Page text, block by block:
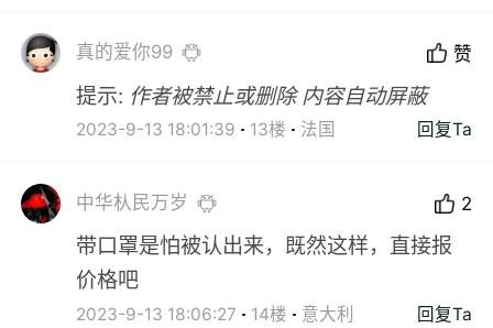
真的爱你99 赞
提示: 作者被禁止或删除 内容自动屏蔽
2023-9-13 18:01:39 13楼 法国 回复Ta
中华朲民万岁 2
带口罩是怕被认出来，既然这样，直接报
价格吧
2023-9-13 18:06:27 14楼 意大利 回复Ta